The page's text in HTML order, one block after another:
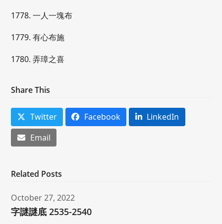
1778. 一人一塊布
1779. 有心布施
1780. 弄璋之喜
Share This
Twitter Facebook
LinkedIn
Email
Related Posts
October 27, 2022
字謎謎底 2535-2540